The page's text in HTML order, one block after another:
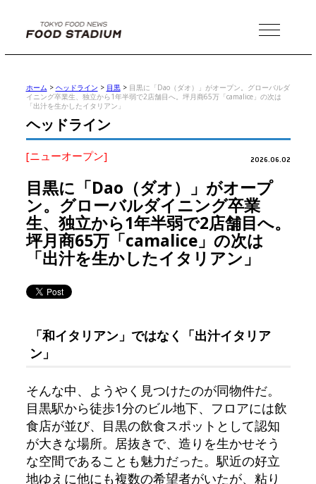
MENU
ホーム > ヘッドライン > 目黒> 目黒に「Dao（ダオ）」がオープン。グローバルダ
イニング卒業生、独立から1年半弱で2店舗目へ。坪月商65万「camalice」の次は
「出汁を生かしたイタリアン」
ヘッドライン
[ニューオープン] 2026.06.02
目黒に「Dao（ダオ）」がオープ
ン。グローバルダイニング卒業
生、独立から1年半弱で2店舗目へ。
坪月商65万「camalice」の次は
「出汁を生かしたイタリアン」
「和イタリアン」ではなく「出汁イタリア
ン」
そんな中、ようやく見つけたのが同物件だ。
目黒駅から徒歩1分のビル地下、フロアには飲
食店が並び、目黒の飲食スポットとして認知
が大きな場所。居抜きで、造りを生かせそう
な空間であることも魅力だった。駅近の好立
地ゆえに他にも複数の希望者がいたが、粘り